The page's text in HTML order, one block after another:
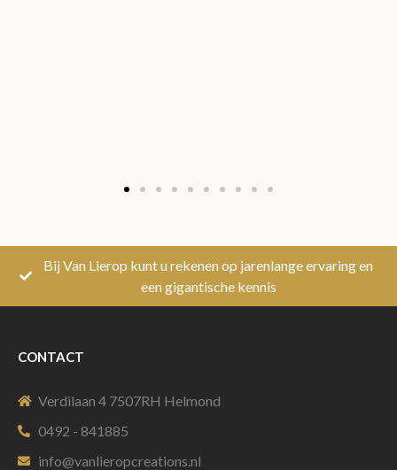
Bij Van Lierop kunt u rekenen op jarenlange ervaring en
een gigantische kennis
CONTACT
Verdilaan 4 7507RH Helmond
0492 - 841885
info@vanlieropcreations.nl